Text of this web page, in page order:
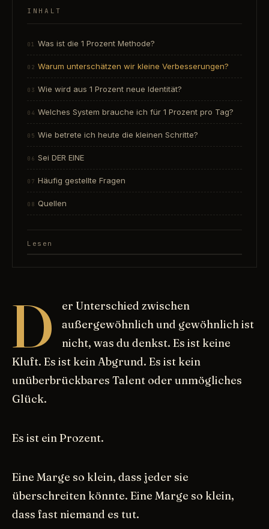
INHALT
Was ist die 1 Prozent Methode?
Warum unterschätzen wir kleine Verbesserungen?
Wie wird aus 1 Prozent neue Identität?
Welches System brauche ich für 1 Prozent pro Tag?
Wie betrete ich heute die kleinen Schritte?
Sei DER EINE
Häufig gestellte Fragen
Quellen
Lesen
D
er Unterschied zwischen
außergewöhnlich und gewöhnlich ist
nicht, was du denkst. Es ist keine
Kluft. Es ist kein Abgrund. Es ist kein
unüberbrückbares Talent oder unmögliches
Glück.
Es ist ein Prozent.
Eine Marge so klein, dass jeder sie
überschreiten könnte. Eine Marge so klein,
dass fast niemand es tut.